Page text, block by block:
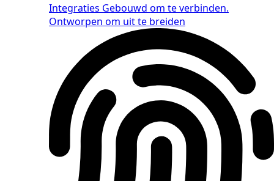
Integraties Gebouwd om te verbinden.
Ontworpen om uit te breiden